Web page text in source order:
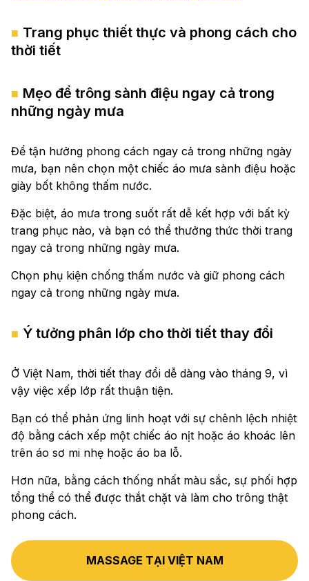
Trang phục thiết thực và phong cách cho
thời tiết
Mẹo để trông sành điệu ngay cả trong
những ngày mưa
Để tận hưởng phong cách ngay cả trong những ngày
mưa, bạn nên chọn một chiếc áo mưa sành điệu hoặc
giày bốt không thấm nước.
Đặc biệt, áo mưa trong suốt rất dễ kết hợp với bất kỳ
trang phục nào, và bạn có thể thưởng thức thời trang
ngay cả trong những ngày mưa.
Chọn phụ kiện chống thấm nước và giữ phong cách
ngay cả trong những ngày mưa.
Ý tưởng phân lớp cho thời tiết thay đổi
Ở Việt Nam, thời tiết thay đổi dễ dàng vào tháng 9, vì
vậy việc xếp lớp rất thuận tiện.
Bạn có thể phản ứng linh hoạt với sự chênh lệch nhiệt
độ bằng cách xếp một chiếc áo nịt hoặc áo khoác lên
trên áo sơ mi nhẹ hoặc áo ba lỗ.
Hơn nữa, bằng cách thống nhất màu sắc, sự phối hợp
tổng thể có thể được thắt chặt và làm cho trông thật
phong cách.
MASSAGE TẠI VIỆT NAM